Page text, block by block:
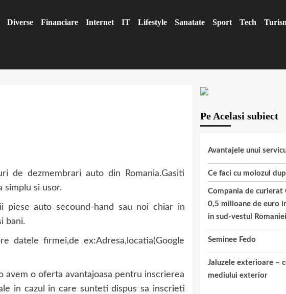
Diverse Financiare Internet IT Lifestyle Sanatate Sport Tech
de dezmembrari auto din Romania.Gasiti
simplu si usor.
auto secound-hand sau noi chiar in
bani.
datele firmei,de ex:Adresa,locatia(Google
o oferta avantajoasa pentru inscrierea
in cazul in care sunteti dispus sa inscrieti
Pe Acelasi subiect
Avantajele unui
Ce faci cu molozul
Compania de curierat
0,5 milioane de euro
in sud-vestul Romaniei
Seminee Fedo
Jaluzele exterioare –
mediului exterior